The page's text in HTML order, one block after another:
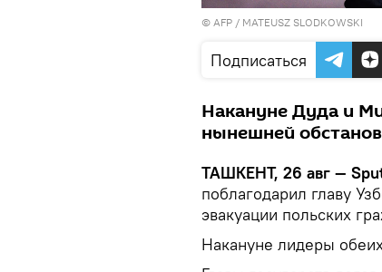
© AFP / MATEUSZ SLODKOWSKI
Подписаться
Накануне Дуда и
нынешней
ТАШКЕНТ, 26 авг —
поблагодарил главу
эвакуации польских
Накануне лидеры